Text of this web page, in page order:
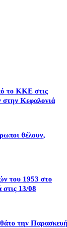
το ΚΚΕ στις
στην Κεφαλονιά
θέλουν,
του 1953 στο
13/08
την